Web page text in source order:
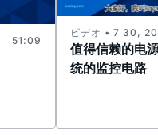
51:09
值得信赖的电
统的监控电路
ビデオ • 7 30,